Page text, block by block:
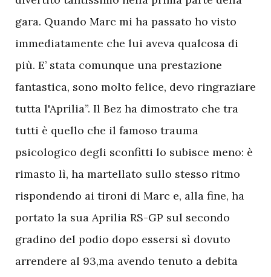
gara. Quando Marc mi ha passato ho visto
immediatamente che lui aveva qualcosa di
più. E’ stata comunque una prestazione
fantastica, sono molto felice, devo ringraziare
tutta l'Aprilia”. Il Bez ha dimostrato che tra
tutti è quello che il famoso trauma
psicologico degli sconfitti lo subisce meno: è
rimasto lì, ha martellato sullo stesso ritmo
rispondendo ai tironi di Marc e, alla fine, ha
portato la sua Aprilia RS-GP sul secondo
gradino del podio dopo essersi sì dovuto
arrendere al 93,ma avendo tenuto a debita